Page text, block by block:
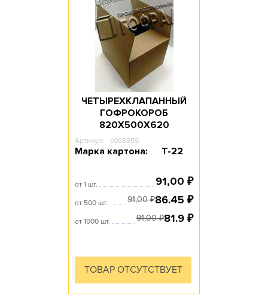
ЧЕТЫРЕХКЛАПАННЫЙ
ГОФРОКОРОБ
820Х500Х620
Артикул: c008359
Марка картона: Т-22
от 1 шт. 91,00 ₽
от 500 шт. 91,00₽86.45 ₽
от 1000 шт. 91,00₽81.9 ₽
ТОВАР ОТСУТСТВУЕТ